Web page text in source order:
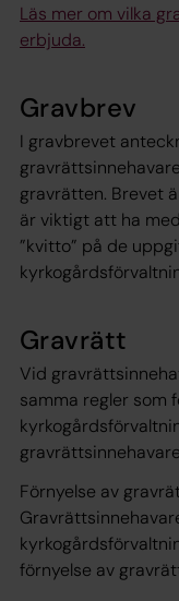
Läs mer om vilka
erbjuda.
Gravbrev
I gravbrevet
gravrätten. Brevet
är viktigt att ha
”kvitto” på de
Gravrätt
Vid
samma regler som
Förnyelse av
förnyelse av